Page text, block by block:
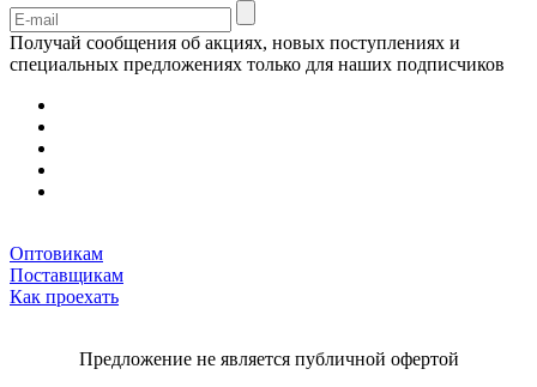
Получай сообщения об акциях, новых поступлениях и
специальных предложениях только для наших подписчиков
Оптовикам
Поставщикам
Как проехать
Предложение не является публичной офертой